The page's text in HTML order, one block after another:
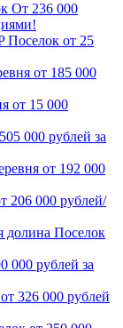
От 236 000
Поселок от 25
от 185 000
от 15 000
000 рублей за
от 192 000
206 000 рублей/
долина Поселок
000 рублей за
от 326 000 рублей